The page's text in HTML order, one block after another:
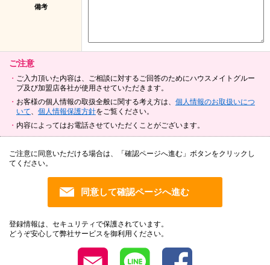
備考
ご注意
ご入力頂いた内容は、ご相談に対するご回答のためにハウスメイトグルー
プ及び加盟店各社が使用させていただきます。
お客様の個人情報の取扱全般に関する考え方は、 個人情報のお取扱いにつ
いて
個人情報保護方針をご覧ください。
内容によってはお電話させていただくことがございます。
ご注意に同意いただける場合は、「確認ページへ進む」ボタンをクリックし
てください。
登録情報は、セキュリティで保護されています。
どうぞ安心して弊社サービスを御利用ください。